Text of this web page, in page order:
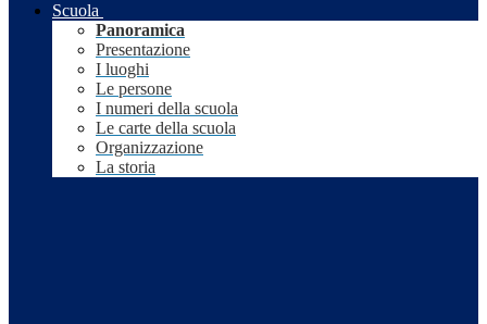
Scuola
Panoramica
Presentazione
I luoghi
Le persone
I numeri della scuola
Le carte della scuola
Organizzazione
La storia